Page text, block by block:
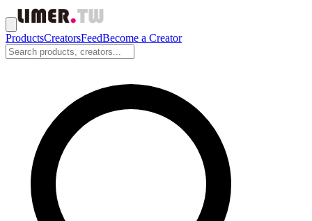
ProductsCreatorsFeedBecome a Creator